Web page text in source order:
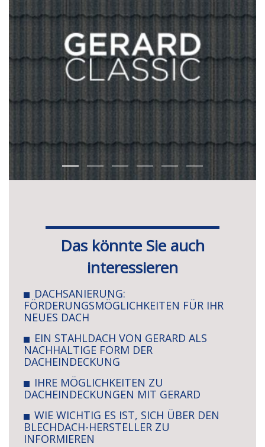
Das könnte Sie auch
interessieren
DACHSANIERUNG:
FÖRDERUNGSMÖGLICHKEITEN FÜR IHR
NEUES DACH
EIN STAHLDACH VON GERARD ALS
NACHHALTIGE FORM DER
DACHEINDECKUNG
IHRE MÖGLICHKEITEN ZU
DACHEINDECKUNGEN MIT GERARD
WIE WICHTIG ES IST, SICH ÜBER DEN
BLECHDACH-HERSTELLER ZU
INFORMIEREN